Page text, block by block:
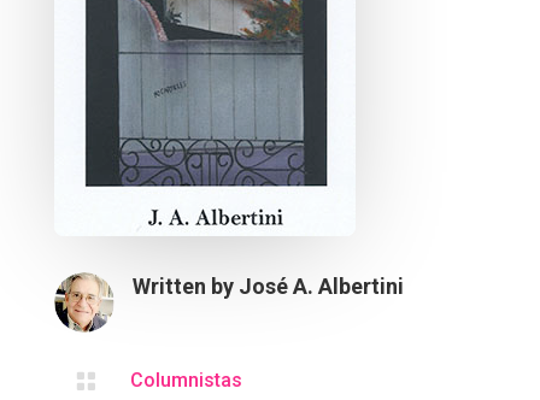
Written by José A. Albertini
 Columnistas